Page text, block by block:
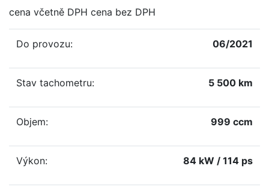
cena včetně DPH cena bez DPH
Do provozu: 06/2021
Stav tachometru: 5 500 km
Objem: 999 ccm
Výkon: 84 kW / 114 ps